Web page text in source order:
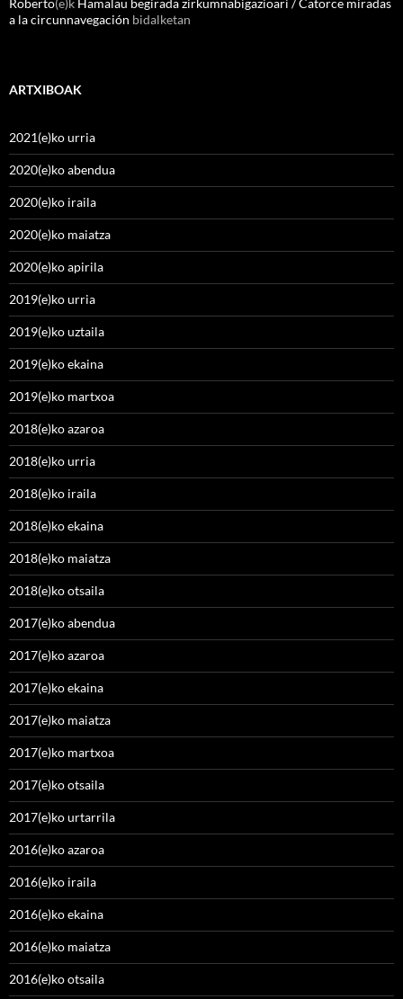
Roberto(e)k Hamalau begirada zirkumnabigazioari / Catorce miradas
a la circunnavegación bidalketan
ARTXIBOAK
2021(e)ko urria
2020(e)ko abendua
2020(e)ko iraila
2020(e)ko maiatza
2020(e)ko apirila
2019(e)ko urria
2019(e)ko uztaila
2019(e)ko ekaina
2019(e)ko martxoa
2018(e)ko azaroa
2018(e)ko urria
2018(e)ko iraila
2018(e)ko ekaina
2018(e)ko maiatza
2018(e)ko otsaila
2017(e)ko abendua
2017(e)ko azaroa
2017(e)ko ekaina
2017(e)ko maiatza
2017(e)ko martxoa
2017(e)ko otsaila
2017(e)ko urtarrila
2016(e)ko azaroa
2016(e)ko iraila
2016(e)ko ekaina
2016(e)ko maiatza
2016(e)ko otsaila